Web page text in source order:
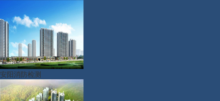
安阳消防检测